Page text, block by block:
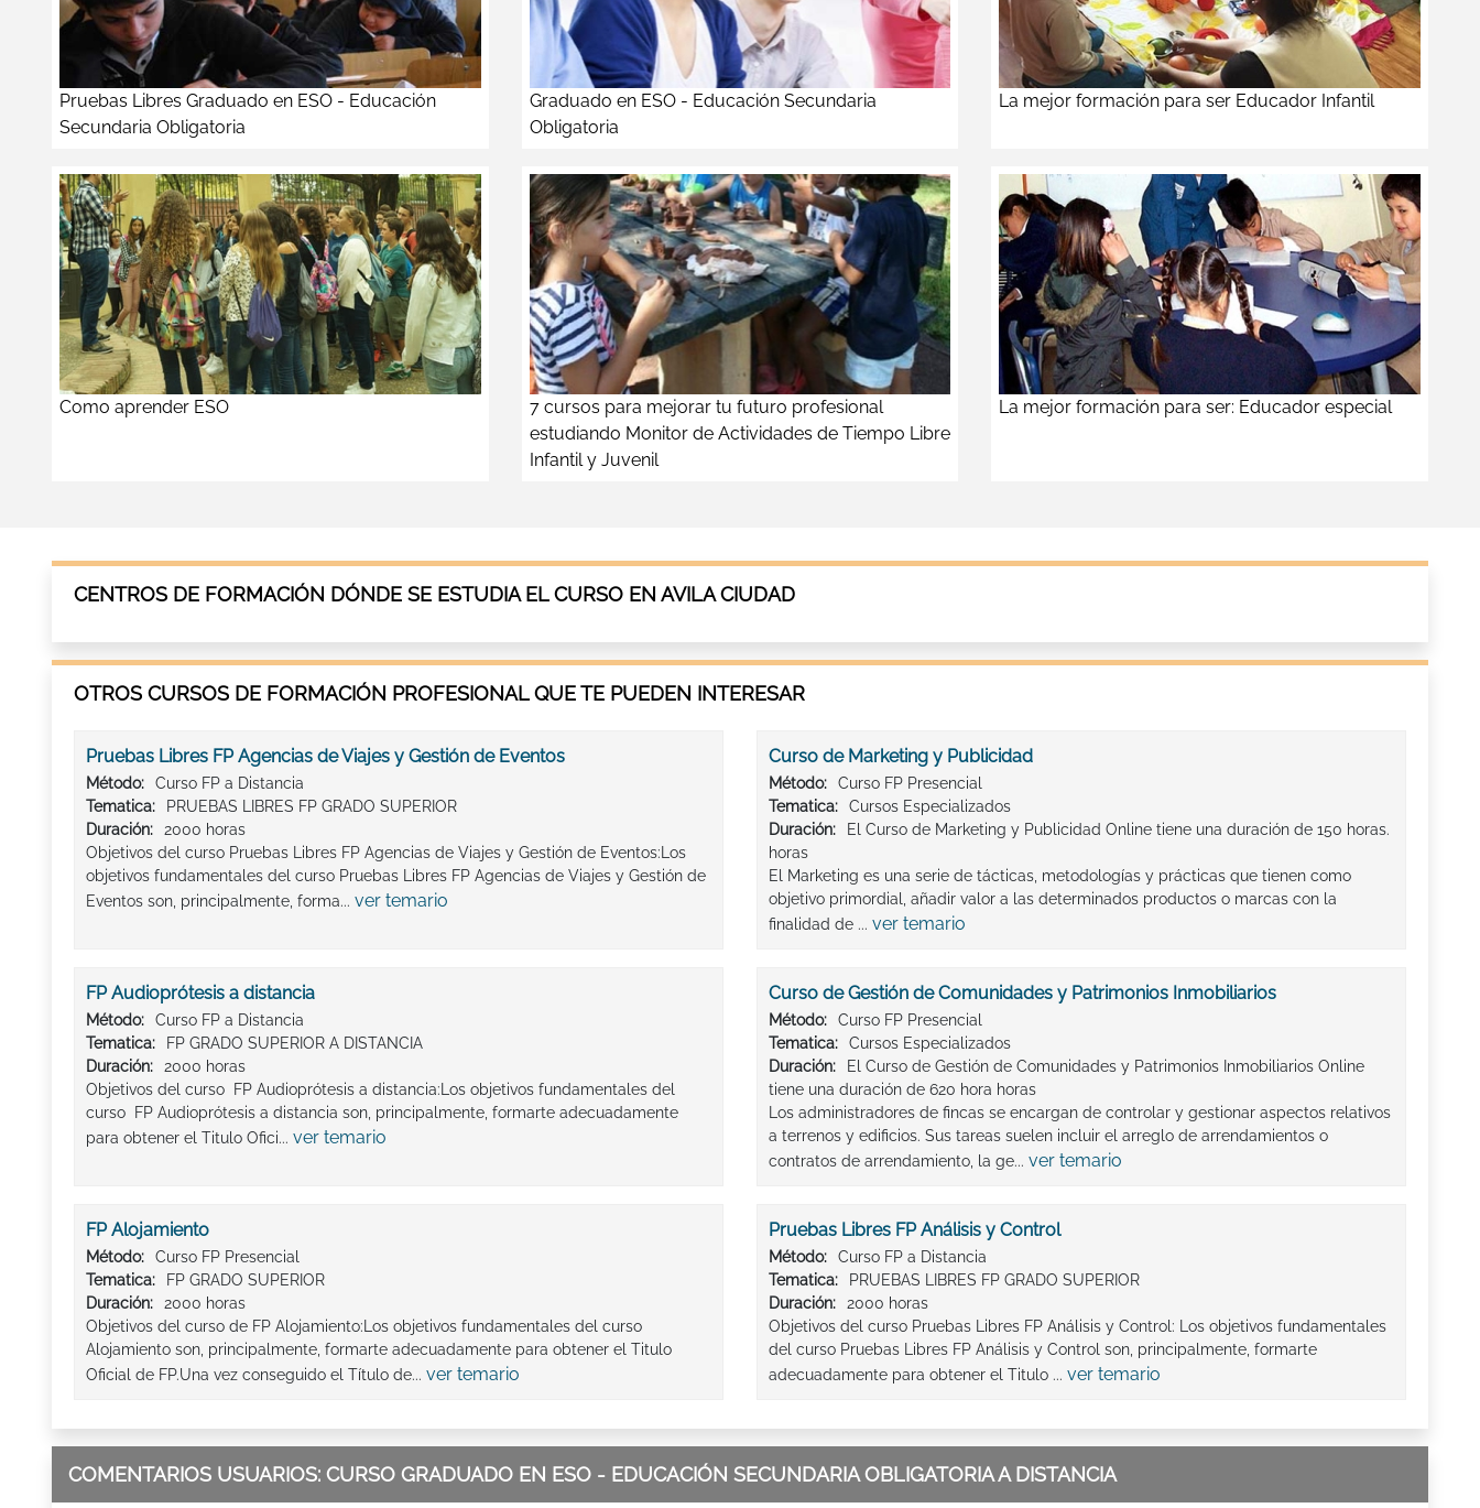
Pruebas Libres Graduado en ESO - Educación
Secundaria Obligatoria
Graduado en ESO - Educación Secundaria
Obligatoria
La mejor formación para ser Educador Infantil
Como aprender ESO
7 cursos para mejorar tu futuro profesional
estudiando Monitor de Actividades de Tiempo Libre
Infantil y Juvenil
La mejor formación para ser: Educador especial
CENTROS DE FORMACIÓN DÓNDE SE ESTUDIA EL CURSO EN AVILA CIUDAD
OTROS CURSOS DE FORMACIÓN PROFESIONAL QUE TE PUEDEN INTERESAR
Pruebas Libres FP Agencias de Viajes y Gestión de Eventos
Método:
Curso FP a Distancia
Tematica:
PRUEBAS LIBRES FP GRADO SUPERIOR
Duración:
2000 horas
Objetivos del curso Pruebas Libres FP Agencias de Viajes y Gestión de Eventos:Los
objetivos fundamentales del curso Pruebas Libres FP Agencias de Viajes y Gestión de
Eventos son, principalmente, forma... ver temario
Curso de Marketing y Publicidad
Método:
Curso FP Presencial
Tematica:
Cursos Especializados
Duración:
El Curso de Marketing y Publicidad Online tiene una duración de 150 horas.
horas
El Marketing es una serie de tácticas, metodologías y prácticas que tienen como
objetivo primordial, añadir valor a las determinados productos o marcas con la
finalidad de ... ver temario
FP Audioprótesis a distancia
Método:
Curso FP a Distancia
Tematica:
FP GRADO SUPERIOR A DISTANCIA
Duración:
2000 horas
Objetivos del curso FP Audioprótesis a distancia:Los objetivos fundamentales del
curso FP Audioprótesis a distancia son, principalmente, formarte adecuadamente
para obtener el Titulo Ofici... ver temario
Curso de Gestión de Comunidades y Patrimonios Inmobiliarios
Método:
Curso FP Presencial
Tematica:
Cursos Especializados
Duración:
El Curso de Gestión de Comunidades y Patrimonios Inmobiliarios Online
tiene una duración de 620 hora horas
Los administradores de fincas se encargan de controlar y gestionar aspectos relativos
a terrenos y edificios. Sus tareas suelen incluir el arreglo de arrendamientos o
contratos de arrendamiento, la ge... ver temario
FP Alojamiento
Método:
Curso FP Presencial
Tematica:
FP GRADO SUPERIOR
Duración:
2000 horas
Objetivos del curso de FP Alojamiento:Los objetivos fundamentales del curso
Alojamiento son, principalmente, formarte adecuadamente para obtener el Titulo
Oficial de FP.Una vez conseguido el Título de... ver temario
Pruebas Libres FP Análisis y Control
Método:
Curso FP a Distancia
Tematica:
PRUEBAS LIBRES FP GRADO SUPERIOR
Duración:
2000 horas
Objetivos del curso Pruebas Libres FP Análisis y Control: Los objetivos fundamentales
del curso Pruebas Libres FP Análisis y Control son, principalmente, formarte
adecuadamente para obtener el Titulo ... ver temario
COMENTARIOS USUARIOS: CURSO GRADUADO EN ESO - EDUCACIÓN SECUNDARIA OBLIGATORIA A DISTANCIA